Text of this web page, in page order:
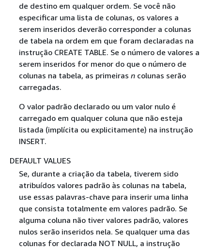
de destino em qualquer ordem. Se você não
especificar uma lista de colunas, os valores a
serem inseridos deverão corresponder a colunas
de tabela na ordem em que foram declaradas na
instrução CREATE TABLE. Se o número de valores a
serem inseridos for menor do que o número de
colunas na tabela, as primeiras ncolunas serão
carregadas.
O valor padrão declarado ou um valor nulo é
carregado em qualquer coluna que não esteja
listada (implícita ou explicitamente) na instrução
INSERT.
DEFAULT VALUES
Se, durante a criação da tabela, tiverem sido
atribuídos valores padrão às colunas na tabela,
use essas palavras-chave para inserir uma linha
que consista totalmente em valores padrão. Se
alguma coluna não tiver valores padrão, valores
nulos serão inseridos nela. Se qualquer uma das
colunas for declarada NOT NULL, a instrução